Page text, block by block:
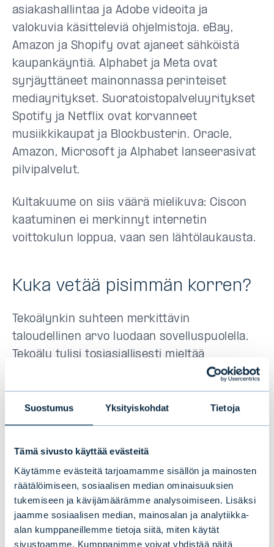
Suostumus Yksityiskohdat Tietoja
Tämä sivusto käyttää evästeitä
Käytämme evästeitä tarjoamamme sisällön ja mainosten
räätälöimiseen, sosiaalisen median ominaisuuksien
tukemiseen ja kävijämäärämme analysoimiseen. Lisäksi
jaamme sosiaalisen median, mainosalan ja analytiikka-
alan kumppaneillemme tietoja siitä, miten käytät
sivustoamme. Kumppanimme voivat yhdistää näitä
asiakashallintaa ja Adobe videoita ja
valokuvia käsitteleviä ohjelmistoja. eBay,
Amazon ja Shopify ovat ajaneet sähköistä
kaupankäyntiä. Alphabet ja Meta ovat
syrjäyttäneet mainonnassa perinteiset
mediayritykset. Suoratoistopalveluyritykset
Spotify ja Netflix ovat korvanneet
musiikkikaupat ja Blockbusterin. Oracle,
Amazon, Microsoft ja Alphabet lanseerasivat
pilvipalvelut.
Kultakuume on siis väärä mielikuva: Ciscon
kaatuminen ei merkinnyt internetin
voittokulun loppua, vaan sen lähtölaukausta.
Kuka vetää pisimmän korren?
Tekoälynkin suhteen merkittävin
taloudellinen arvo luodaan sovelluspuolella.
Tekoäly tulisi tosiasiallisesti mieltää
internetin jatkeeksi, ei erilliseksi asiaksi.
Toisaalta teknologinen ja tieteellinen kehitys
voidaan ylipäätänsä mieltää yhdeksi
prosessiksi, ja jaot ovat usein mielivaltaisia.
Kyseessä on maraton, ei sprintti. Muutkin
kuin Nvidia pääsevät osingoille. Yksi
keskeinen ero nykyiseen ja internetin
nousukauteen ovat silloiset ja nykyiset
mahtiyritykset. Internetin alkuaikana